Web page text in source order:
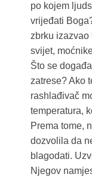
po kojem
vrijeđati
zbrku
svijet,
Što se
zatrese? Ako
rashlađivač
temperatura,
Prema tome,
dozvolila da
blagodati.
Njegov